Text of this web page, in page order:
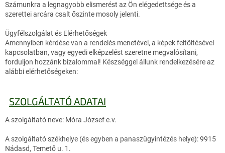
Számunkra a legnagyobb elismerést az Ön elégedettsége és a
szerettei arcára csalt őszinte mosoly jelenti.
Ügyfélszolgálat és Elérhetőségek
Amennyiben kérdése van a rendelés menetével, a képek feltöltésével
kapcsolatban, vagy egyedi elképzelést szeretne megvalósítani,
forduljon hozzánk bizalommal! Készséggel állunk rendelkezésére az
alábbi elérhetőségeken:
SZOLGÁLTATÓ ADATAI
A szolgáltató neve: Móra József e.v.
A szolgáltató székhelye (és egyben a panaszügyintézés helye): 9915
Nádasd, Temető u. 1.